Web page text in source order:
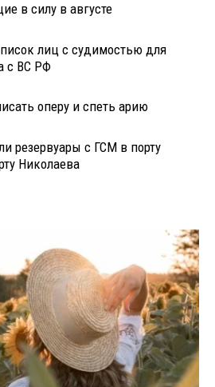
в силу в августе
лиц с судимостью для
с ВС РФ
оперу и спеть арию
резервуары с ГСМ в порту
Николаева